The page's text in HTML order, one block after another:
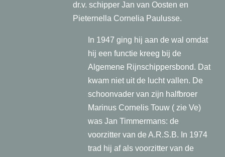
dr.v. schipper Jan van Oosten en
Pieternella Cornelia Paulusse.
In 1947 ging hij aan de wal omdat
hij een functie kreeg bij de
Algemene Rijnschippersbond. Dat
kwam niet uit de lucht vallen. De
schoonvader van zijn halfbroer
Marinus Cornelis Touw ( zie Ve)
was Jan Timmermans: de
voorzitter van de A.R.S.B. In 1974
trad hij af als voorzitter van de